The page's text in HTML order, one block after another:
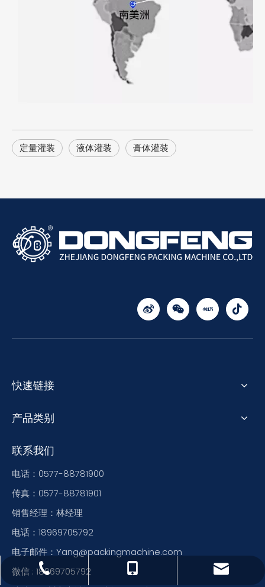
定量灌装 液体灌装 膏体灌装
快速链接
0577-88781900
18969705792
Yang@packingmachine.com
产品类别
联系我们
电话：0577-88781900
传真：0577-88781901
销售经理：林经理
电话：18969705792
电子邮件：Yang@packingmachine.com
微信 : 18969705792